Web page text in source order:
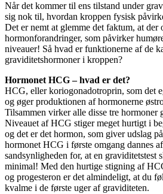
Når det kommer til ens tilstand under
sig nok til, hvordan kroppen fysisk
Det er nemt at glemme det faktum, at der
hormonforandringer, som påvirker
niveauer! Så hvad er funktionerne af de
graviditetshormoner i kroppen?
Hormonet HCG – hvad er det?
HCG, eller koriogonadotroprin, som det
og øger produktionen af hormonerne
Tilsammen virker alle disse tre hormoner
Niveauet af HCG stiger meget hurtigt i
og det er det hormon, som giver udslag
hormonet HCG i første omgang dannes
sandsynligheden for, at en
minimal! Med den hurtige stigning af
og progesteron er det almindeligt, at du
kvalme i de første uger af graviditeten.